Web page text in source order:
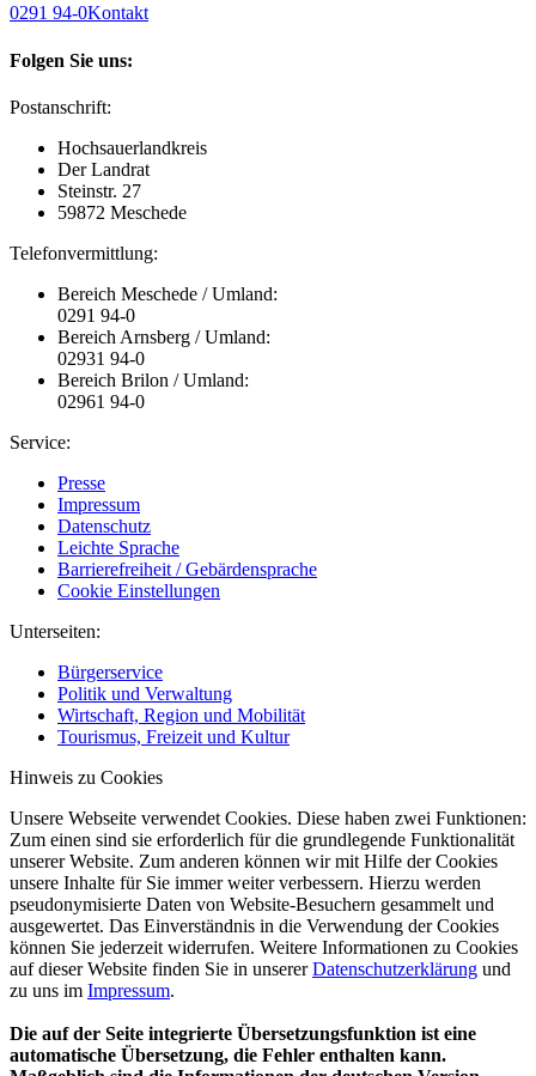
0291 94-0Kontakt
Folgen Sie uns:
Postanschrift:
Hochsauerlandkreis
Der Landrat
Steinstr. 27
59872 Meschede
Telefonvermittlung:
Bereich Meschede / Umland:
0291 94-0
Bereich Arnsberg / Umland:
02931 94-0
Bereich Brilon / Umland:
02961 94-0
Service:
Presse
Impressum
Datenschutz
Leichte Sprache
Barrierefreiheit / Gebärdensprache
Cookie Einstellungen
Unterseiten:
Bürgerservice
Politik und Verwaltung
Wirtschaft, Region und Mobilität
Tourismus, Freizeit und Kultur
Hinweis zu Cookies
Unsere Webseite verwendet Cookies. Diese haben zwei Funktionen:
Zum einen sind sie erforderlich für die grundlegende Funktionalität
unserer Website. Zum anderen können wir mit Hilfe der Cookies
unsere Inhalte für Sie immer weiter verbessern. Hierzu werden
pseudonymisierte Daten von Website-Besuchern gesammelt und
ausgewertet. Das Einverständnis in die Verwendung der Cookies
können Sie jederzeit widerrufen. Weitere Informationen zu Cookies
auf dieser Website finden Sie in unsererDatenschutzerklärung und
zu uns im Impressum.
Die auf der Seite integrierte Übersetzungsfunktion ist eine
automatische Übersetzung, die Fehler enthalten kann.